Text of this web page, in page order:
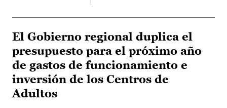
El Gobierno regional duplica el
presupuesto para el próximo año
de gastos de funcionamiento e
inversión de los Centros de
Adultos